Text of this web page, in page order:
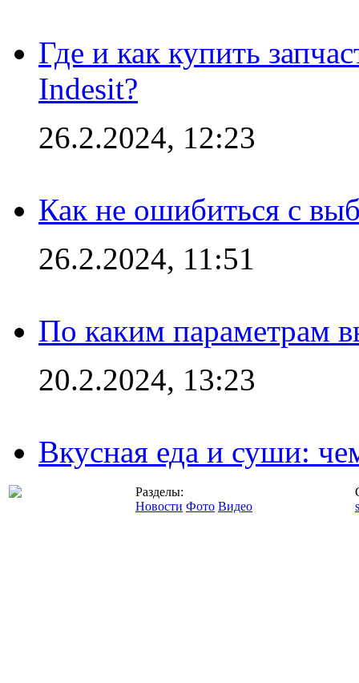
Где и как купить
Indesit?
26.2.2024, 12:23
Как не ошибиться с
26.2.2024, 11:51
По каким параметрам
20.2.2024, 13:23
Вкусная еда и суши:
Разделы:
Новости Фото Видео